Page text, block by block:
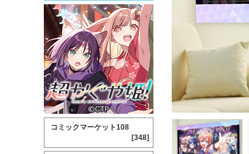
コミックマーケット108
[348]